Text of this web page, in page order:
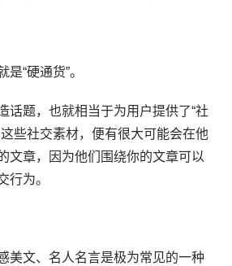
“硬通货”。
话题，也就相当于为用户提供了“社
些社交素材，便有很大可能会在他
文章，因为他们围绕你的文章可以
行为。
美文、名人名言是极为常见的一种